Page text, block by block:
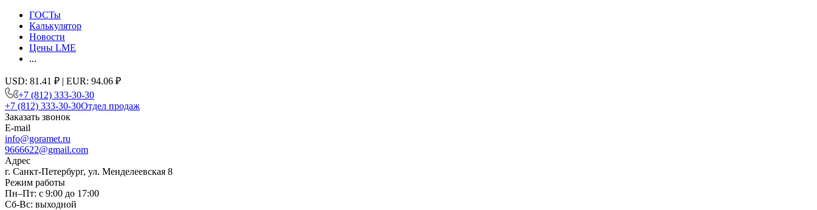
ГОСТы
Калькулятор
Новости
Цены LME
...
USD: 81.41 ₽ | EUR: 94.06 ₽
+7 (812) 333-30-30
+7 (812) 333-30-30Отдел продаж
Заказать звонок
E-mail
info@goramet.ru
9666622@gmail.com
Адрес
г. Санкт-Петербург, ул. Менделеевская 8
Режим работы
Пн–Пт: с 9:00 до 17:00
Сб-Вс: выходной